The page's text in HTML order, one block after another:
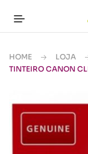
HOME LOJA
TINTEIRO CANON